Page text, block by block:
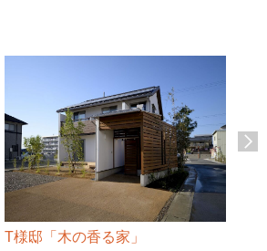
T様邸「木の香る家」